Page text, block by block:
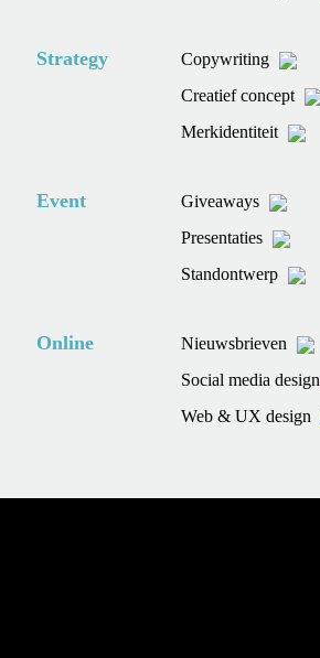
Strategy
Copywriting
Creatief concept
Merkidentiteit
Event
Giveaways
Presentaties
Standontwerp
Online
Nieuwsbrieven
Social media design
Web & UX design